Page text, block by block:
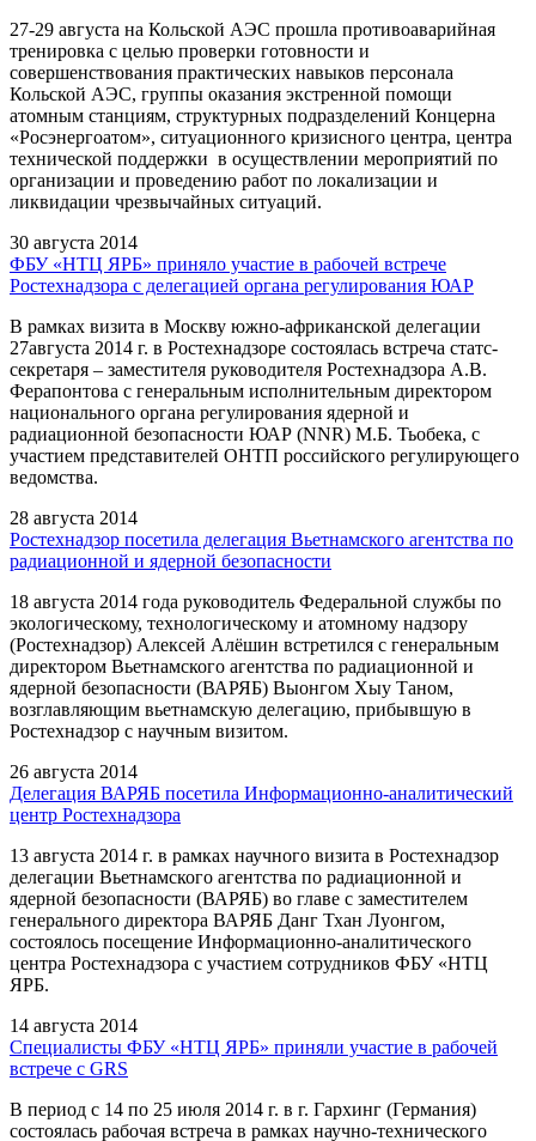
27-29 августа на Кольской АЭС прошла противоаварийная
тренировка с целью проверки готовности и
совершенствования практических навыков персонала
Кольской АЭС, группы оказания экстренной помощи
атомным станциям, структурных подразделений Концерна
«Росэнергоатом», ситуационного кризисного центра, центра
технической поддержки в осуществлении мероприятий по
организации и проведению работ по локализации и
ликвидации чрезвычайных ситуаций.
30 августа 2014
ФБУ «НТЦ ЯРБ» приняло участие в рабочей встрече
Ростехнадзора с делегацией органа регулирования ЮАР
В рамках визита в Москву южно-африканской делегации
27августа 2014 г. в Ростехнадзоре состоялась встреча статс-
секретаря – заместителя руководителя Ростехнадзора А.В.
Ферапонтова с генеральным исполнительным директором
национального органа регулирования ядерной и
радиационной безопасности ЮАР (NNR) М.Б. Тьобека, с
участием представителей ОНТП российского регулирующего
ведомства.
28 августа 2014
Ростехнадзор посетила делегация Вьетнамского агентства по
радиационной и ядерной безопасности
18 августа 2014 года руководитель Федеральной службы по
экологическому, технологическому и атомному надзору
(Ростехнадзор) Алексей Алёшин встретился с генеральным
директором Вьетнамского агентства по радиационной и
ядерной безопасности (ВАРЯБ) Выонгом Хыу Таном,
возглавляющим вьетнамскую делегацию, прибывшую в
Ростехнадзор с научным визитом.
26 августа 2014
Делегация ВАРЯБ посетила Информационно-аналитический
центр Ростехнадзора
13 августа 2014 г. в рамках научного визита в Ростехнадзор
делегации Вьетнамского агентства по радиационной и
ядерной безопасности (ВАРЯБ) во главе с заместителем
генерального директора ВАРЯБ Данг Тхан Луонгом,
состоялось посещение Информационно-аналитического
центра Ростехнадзора с участием сотрудников ФБУ «НТЦ
ЯРБ.
14 августа 2014
Специалисты ФБУ «НТЦ ЯРБ» приняли участие в рабочей
встрече с GRS
В период с 14 по 25 июля 2014 г. в г. Гархинг (Германия)
состоялась рабочая встреча в рамках научно-технического